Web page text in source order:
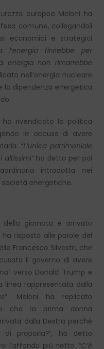
europea Meloni ha
comune, collegandoli
economici e strategici
l’energia finirebbe per
energia non rimarrebbe
nell’energia nucleare
la dipendenza energetica
ha rivendicato la politica
le accuse di avere
“L’unica patrimoniale
altissimi”ha detto per poi
introdotta nei
energetiche.
giornata è arrivato
risposto alle parole del
Francesco Silvestri, che
il governo di avere
” verso Donald Trump e
linea rappresentata dalla
”. Meloni ha replicato
che la prima donna
dalla Destra perché
proporla?”, ha detto
l’affondo più netto: “C’è